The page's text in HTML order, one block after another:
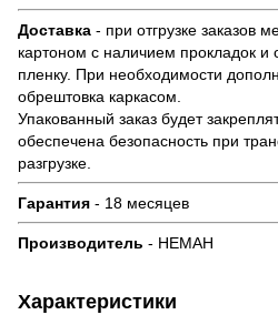
Доставка - при отгрузке заказов
картоном с наличием прокладок и
пленку. При необходимости
обрештовка каркасом.
Упакованный заказ будет
обеспечена безопасность при
разгрузке.
Гарантия - 18 месяцев
Производитель - НЕМАН
Характеристики